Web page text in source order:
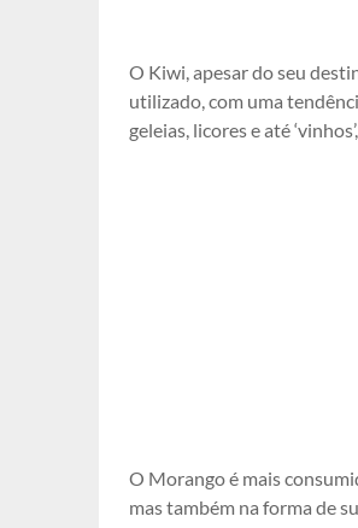
O Kiwi, apesar do seu
utilizado, com uma
geleias, licores e até
O Morango é mais
mas também na forma de